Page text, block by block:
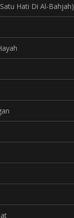
Hati Di Al-Bahjah)